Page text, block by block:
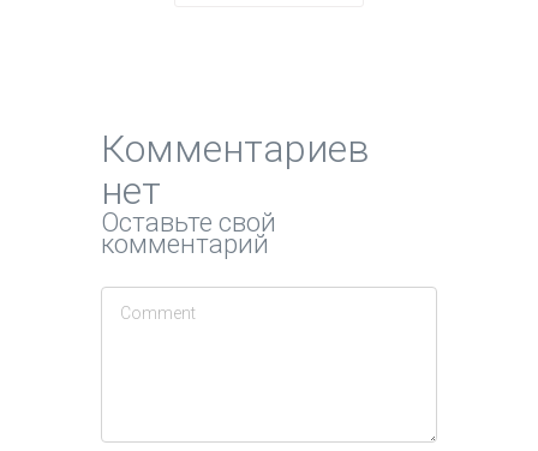
Комментариев
нет
Оставьте свой
комментарий